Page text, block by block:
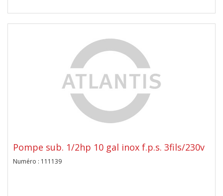
Pompe sub. 1/2hp 10 gal inox f.p.s. 3fils/230v
Numéro : 111139